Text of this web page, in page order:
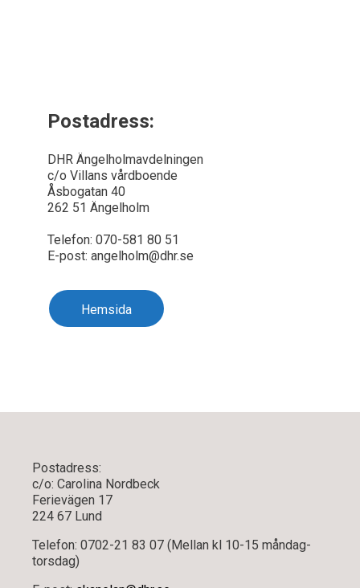
Postadress:
DHR Ängelholmavdelningen
c/o Villans vårdboende
Åsbogatan 40
262 51 Ängelholm
Telefon: 070-581 80 51
E-post: angelholm@dhr.se
Hemsida
Postadress:
c/o: Carolina Nordbeck
Ferievägen 17
224 67 Lund
Telefon: 0702-21 83 07 (Mellan kl 10-15 måndag-
torsdag)